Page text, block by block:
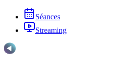
Séances
Streaming